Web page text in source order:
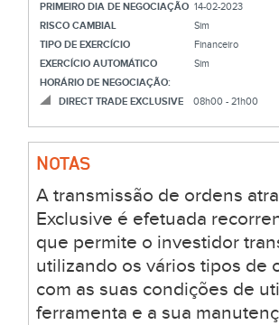
PRIMEIRO DIA DE NEGOCIAÇÃO 14-02-2023
RISCO CAMBIAL
Sim
TIPO DE EXERCÍCIO
Financeiro
EXERCÍCIO AUTOMÁTICO
Sim
HORÁRIO DE NEGOCIAÇÃO:
DIRECT TRADE EXCLUSIVE
08h00 - 21h00
NOTAS
A transmissão de ordens
Exclusive é efetuada
que permite o investidor
utilizando os vários tipos de
com as suas condições de
ferramenta e a sua